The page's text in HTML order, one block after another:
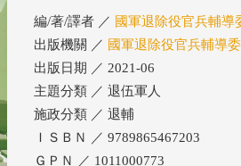
編/著/譯者 ／ 國軍退除役官兵輔導
出版機關 ／ 國軍退除役官兵輔導
出版日期 ／ 2021-06
主題分類 ／ 退伍軍人
施政分類 ／ 退輔
ＩＳＢＮ ／ 9789865467203
ＧＰＮ ／ 1011000773